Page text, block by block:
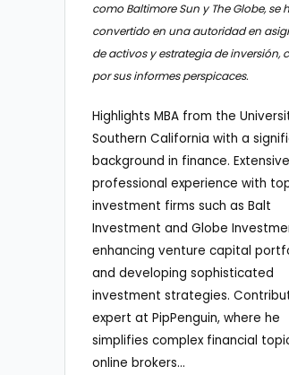
como Baltimore Sun y The Globe, se
convertido en una autoridad en
de activos y estrategia de inversión,
por sus informes perspicaces.
Highlights MBA from the
Southern California with a
background in finance. Extensive
professional experience with
investment firms such as Balt
Investment and Globe
enhancing venture capital
and developing sophisticated
investment strategies.
expert at PipPenguin, where he
simplifies complex financial
online brokers...